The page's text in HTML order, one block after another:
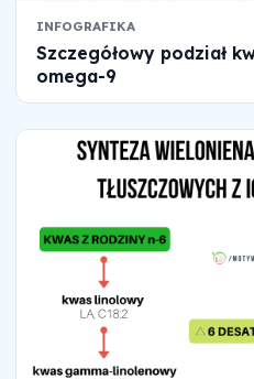
INFOGRAFIKA
Szczegółowy podział
omega-9